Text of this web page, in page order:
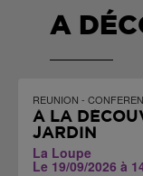
A
REUNION -
À LA
JARDIN
La Loupe
Le 19/09/2026 à